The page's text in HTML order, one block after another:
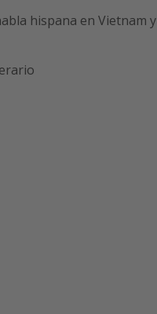
hispana en Vietnam y